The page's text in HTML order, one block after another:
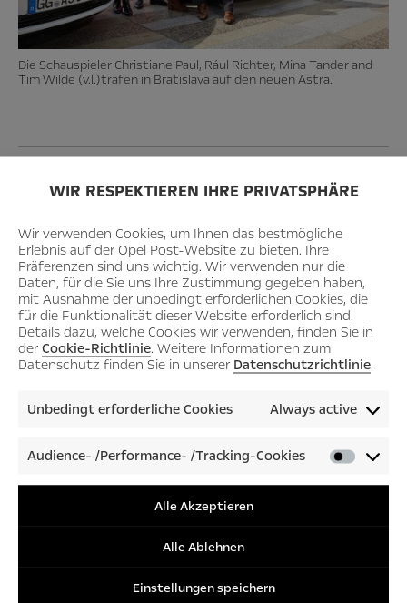
WIR RESPEKTIEREN IHRE PRIVATSPHÄRE
Wir verwenden Cookies, um Ihnen das bestmögliche
Erlebnis auf der Opel Post-Website zu bieten. Ihre
Präferenzen sind uns wichtig. Wir verwenden nur die
Daten, für die Sie uns Ihre Zustimmung gegeben haben,
mit Ausnahme der unbedingt erforderlichen Cookies, die
für die Funktionalität dieser Website erforderlich sind.
Details dazu, welche Cookies wir verwenden, finden Sie in
der Cookie-Richtlinie. Weitere Informationen zum
Datenschutz finden Sie in unserer Datenschutzrichtlinie.
Unbedingt erforderliche Cookies Always active
Audience- /Performance- /Tracking-Cookies
/
Alle Akzeptieren
Alle Ablehnen
Einstellungen speichern
Die Schauspieler Christiane Paul, Rául Richter, Mina Tander and
Tim Wilde (v.l.)trafen in Bratislava auf den neuen Astra.
anwesenden Journalisten bestätigt Kempfs Eindruck. So
perfekt aus.“BILDerklärte: „Eine Kamera erkennt andere
Fahrzeuge, der Lichtkegel passt sich entsprechend an,
während das Fernlicht eingeschaltet bleibt und die Nacht
zum Tag macht. Einfach genial.“ Doch nicht nur
Publikationen aus der Opel-Heimat Deutschland
berichteten „freudestrahlend“ von der Innovation.
Besonderes“ undautonews.fraus Frankreich bezeichnete
Im imposanten Danubiana Meulensteen Art Museum
konnten die Journalisten zuerst moderne Kunst
vergangenen Stunden gesammelt hatten. „Das Danubiana